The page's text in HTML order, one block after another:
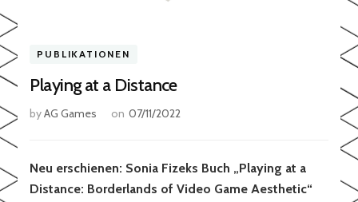
PUBLIKATIONEN
Playing at a Distance
byAG Games on 07/11/2022
Neu erschienen: Sonia Fizeks Buch „Playing at a
Distance: Borderlands of Video Game Aesthetic“